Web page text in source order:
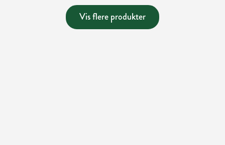
Vis flere produkter